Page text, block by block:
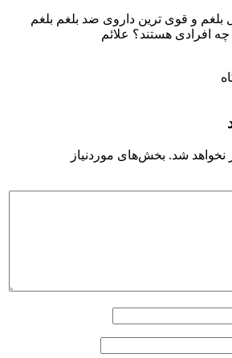
بلغم و قوی ترین داروی ضد بلغم بلغم
افرادی هستند؟ علائم
نخواهد شد. بخش‌های موردنیاز